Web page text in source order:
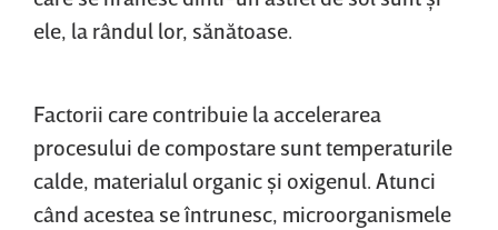
ele, la rândul lor, sănătoase.
Factorii care contribuie la accelerarea
procesului de compostare sunt temperaturile
calde, materialul organic şi oxigenul. Atunci
când acestea se întrunesc, microorganismele